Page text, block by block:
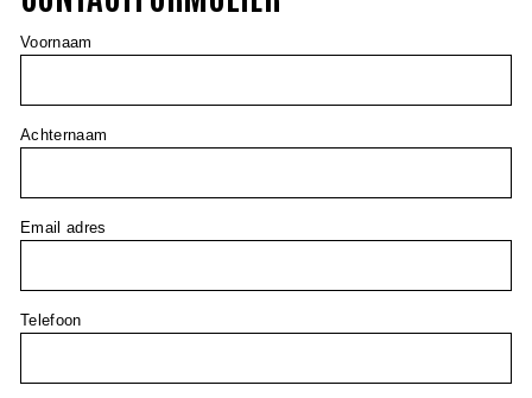
Voornaam
Achternaam
Email adres
Telefoon